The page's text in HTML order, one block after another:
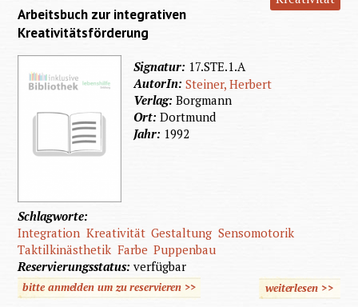
Arbeitsbuch zur integrativen
Kreativitätsförderung
Signatur: 17.STE.1.A
AutorIn:Steiner, Herbert
Verlag:Borgmann
Ort:Dortmund
Jahr: 1992
Schlagworte:
Integration Kreativität Gestaltung Sensomotorik
Taktilkinästhetik Farbe Puppenbau
Reservierungsstatus:verfügbar
bitte anmelden um zu reservieren >> weiterlesen>>